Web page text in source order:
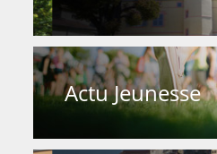
Actu Jeunesse